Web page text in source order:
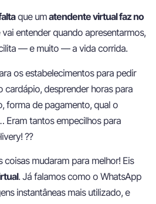
que umatendente virtual faz no
entender quando apresentarmos,
— e muito — a vida corrida.
os estabelecimentos para pedir
cardápio, desprender horas para
forma de pagamento, qual o
Eram tantos empecilhos para
?‍?
mudaram para melhor! Eis
. Já falamos como o WhatsApp
instantâneas mais utilizado, e